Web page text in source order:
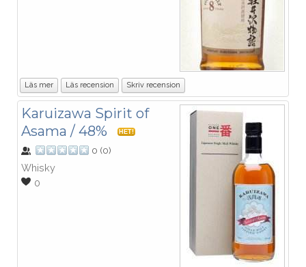
Läs mer Läs recension Skriv recension
Karuizawa Spirit of
Asama / 48%
HET!
0 (0)
Whisky
0